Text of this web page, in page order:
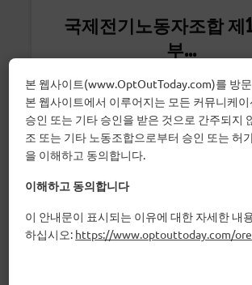
국제전기노동자조합 제
부...
본 웹사이트(www.OptOutToday.com)를 방
본 웹사이트에서 이루어지는 모든 커뮤니케
승인 또는 기타 승인을 받은 것으로 간주되지
조 또는 기타 노동조합으로부터 승인 또는 허
을 이해하고 동의합니다.
이해하고 동의합니다
이 안내문이 표시되는 이유에 대한 자세한 내
하십시오: https://www.optouttoday.com/